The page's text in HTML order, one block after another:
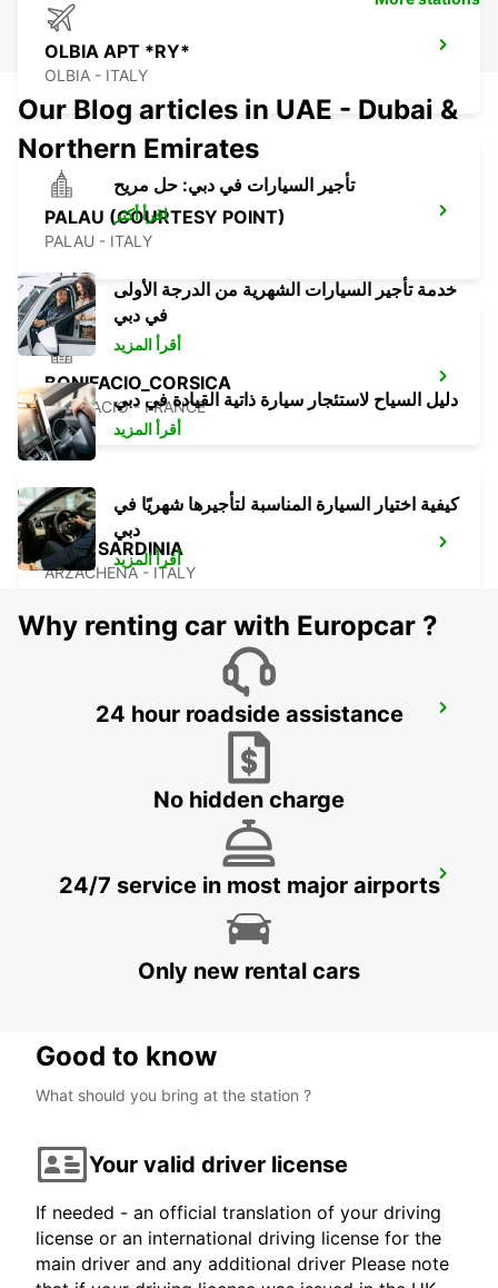
OLBIA APT *RY*
OLBIA - ITALY
PALAU (COURTESY POINT)
PALAU - ITALY
BONIFACIO_CORSICA
BONIFACIO - FRANCE
BAJA SARDINIA
ARZACHENA - ITALY
PORTO CERVO
FIGARI AIRPORT_CORSICA
Our Blog articles in UAE - Dubai &
Northern Emirates
تأجير السيارات في دبي: حل مريح
اقرأ أكثر
خدمة تأجير السيارات الشهرية من الدرجة الأولى
في دبي
أقرأ المزيد
دليل السياح لاستئجار سيارة ذاتية القيادة في دبي
أقرأ المزيد
كيفية اختيار السيارة المناسبة لتأجيرها شهريًا في
دبي
أقرأ المزيد
Why renting car with Europcar ?
24 hour roadside assistance
No hidden charge
24/7 service in most major airports
Only new rental cars
Good to know
What should you bring at the station ?
Your valid driver license
If needed - an official translation of your driving
license or an international driving license for the
main driver and any additional driver Please note